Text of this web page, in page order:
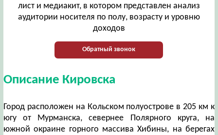
лист и медиакит, в котором представлен анализ
аудитории носителя по полу, возрасту и уровню
доходов
Обратный звонок
Описание Кировска
Город расположен на Кольском полуострове в 205 км к
югу от Мурманска, севернее Полярного круга, на
южной окраине горного массива Хибины, на берегах